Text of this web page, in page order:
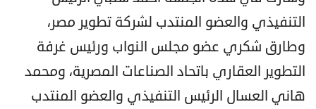
التنفيذي والعضو المنتدب لشركة تطوير مصر،
وطارق شكري عضو مجلس النواب ورئيس غرفة
التطوير العقاري باتحاد الصناعات المصرية، ومحمد
هاني العسال الرئيس التنفيذي والعضو المنتدب